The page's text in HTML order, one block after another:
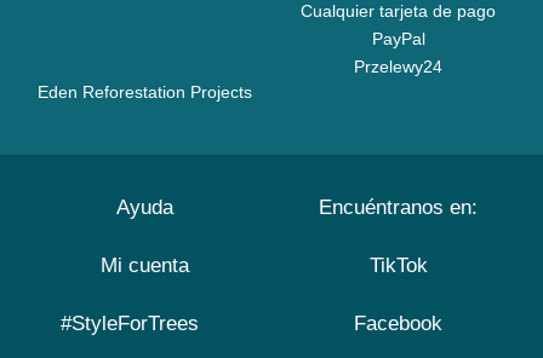
Eden Reforestation Projects
Cualquier tarjeta de pago
PayPal
Przelewy24
Ayuda
Mi cuenta
#StyleForTrees
Encuéntranos en:
TikTok
Facebook